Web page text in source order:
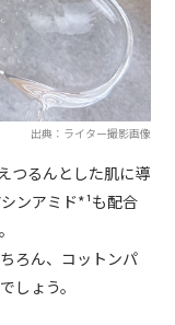
出典：ライター撮影画像
つるんとした肌に導
ンアミド*¹も配合
ろん、コットンパ
しょう。